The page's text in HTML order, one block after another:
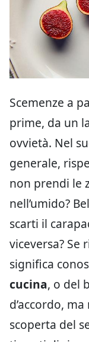
Scemenze a
prime, da un
ovvietà. Nel
generale,
non prendi le
nell’umido?
scarti il
viceversa?
significa
cucina, o del
d’accordo,
scoperta del